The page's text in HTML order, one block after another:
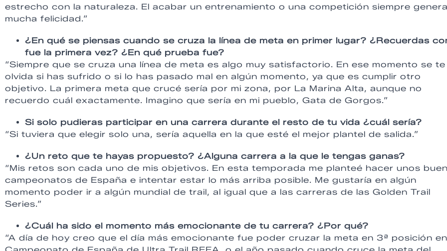
estrecho con la naturaleza. El acabar un entrenamiento o una competición siempre genera
mucha felicidad.”
¿En qué se piensas cuando se cruza la línea de meta en primer lugar? ¿Recuerdas
fue la primera vez? ¿En qué prueba fue?
“Siempre que se cruza una línea de meta es algo muy satisfactorio. En ese momento se te
olvida si has sufrido o si lo has pasado mal en algún momento, ya que es cumplir otro
objetivo. La primera meta que crucé sería por mi zona, por La Marina Alta, aunque no
recuerdo cuál exactamente. Imagino que sería en mi pueblo, Gata de Gorgos.”
Si solo pudieras participar en una carrera durante el resto de tu vida ¿cuál sería?
“Si tuviera que elegir solo una, sería aquella en la que esté el mejor plantel de salida.”
¿Un reto que te hayas propuesto? ¿Alguna carrera a la que le tengas ganas?
“Mis retos son cada uno de mis objetivos. En esta temporada me planteé hacer unos
campeonatos de España e intentar estar lo más arriba posible. Me gustaría en algún
momento poder ir a algún mundial de trail, al igual que a las carreras de las Golden Trail
Series.”
¿Cuál ha sido el momento más emocionante de tu carrera? ¿Por qué?
“A día de hoy creo que el día más emocionante fue poder cruzar la meta en 3ª posición